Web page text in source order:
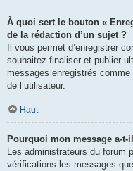
À quoi sert le bouton «
de la rédaction d’un sujet ?
Il vous permet d’enregistrer
souhaitez finaliser et publier
messages enregistrés
de l’utilisateur.
Haut
Pourquoi mon message a-t-
Les administrateurs du forum
vérifications les messages